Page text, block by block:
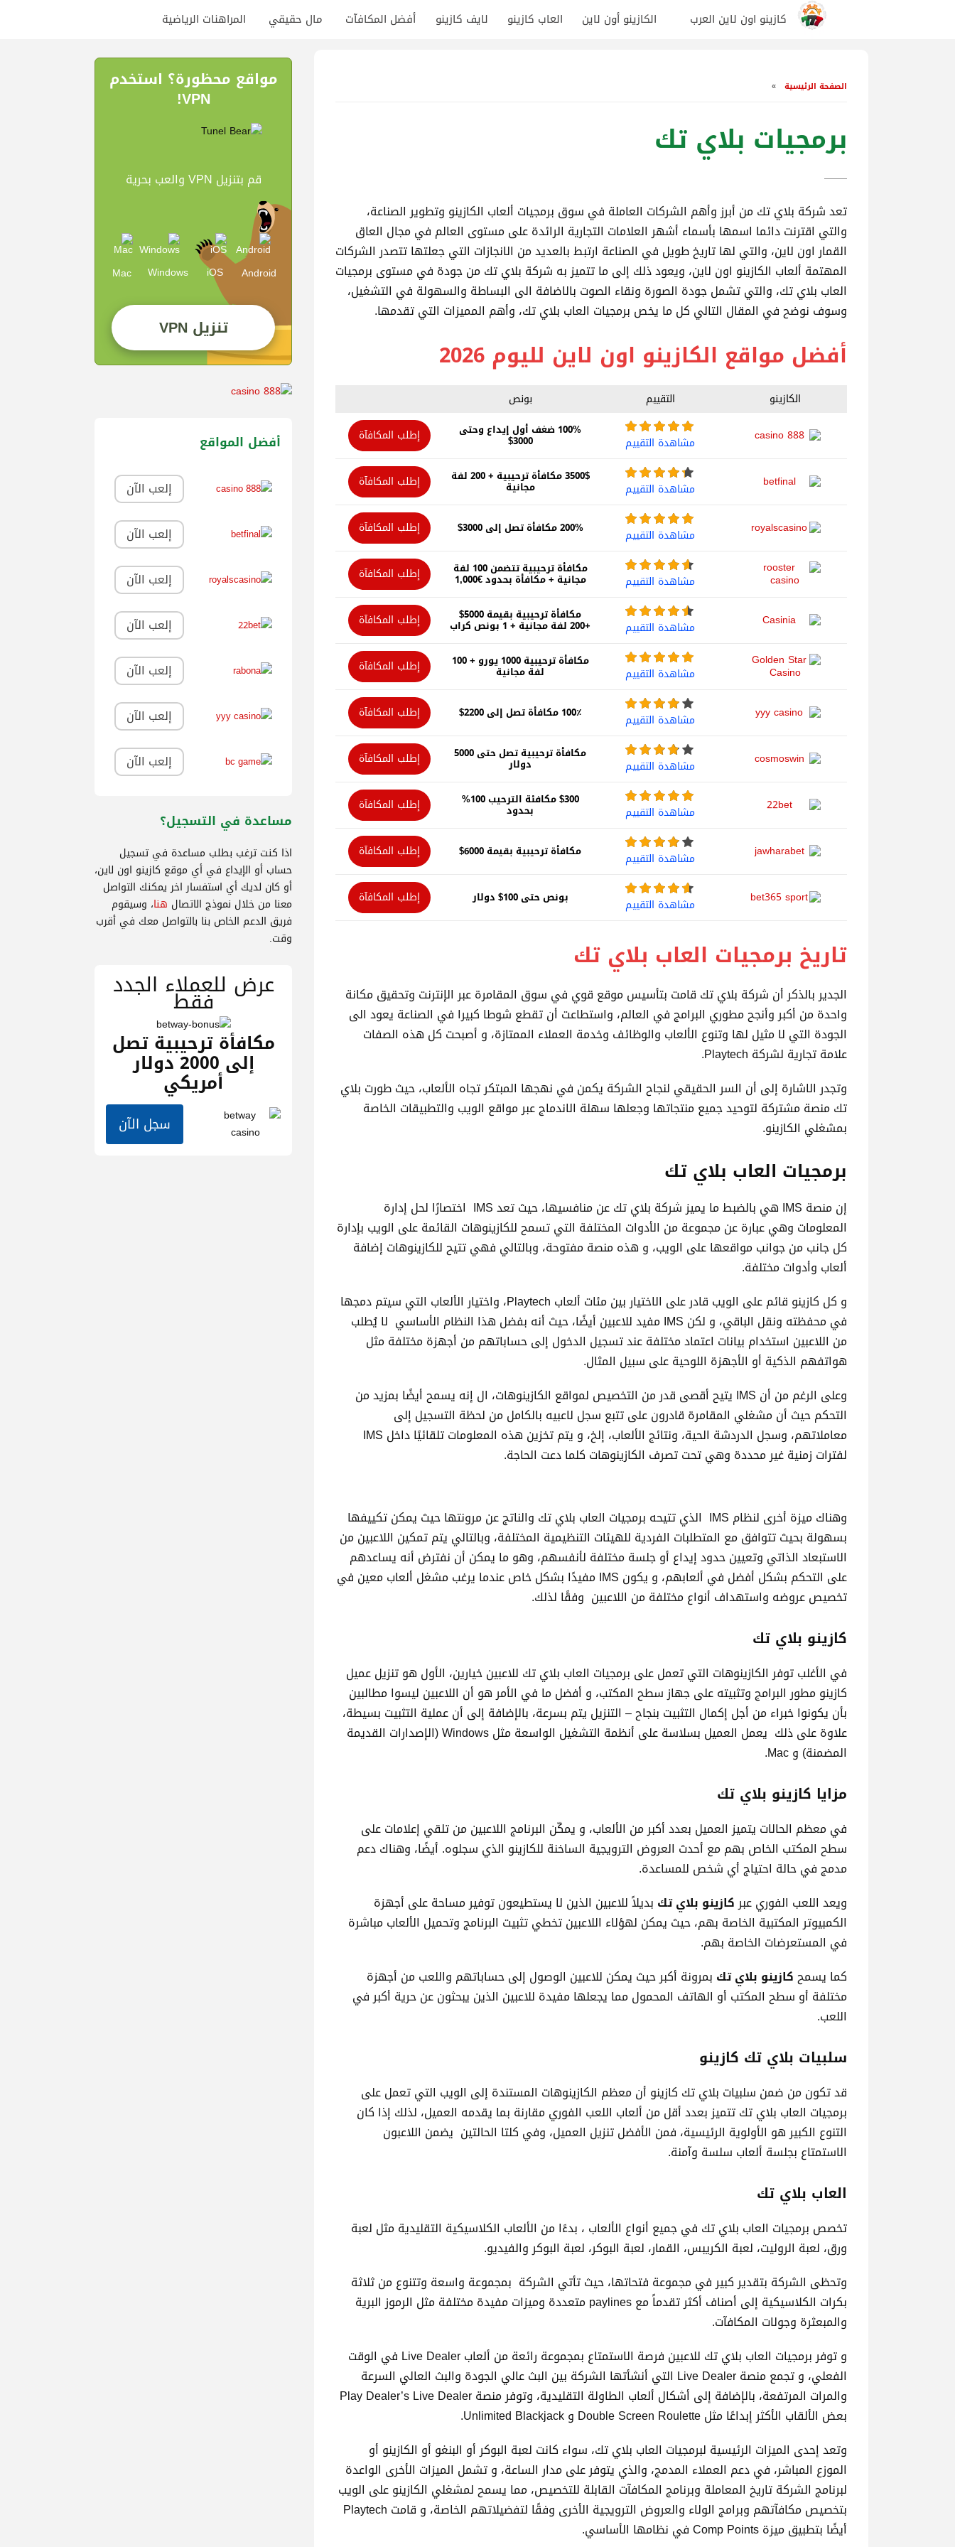
كازينو اون لاين العرب الكازينو أون لاين العاب كازينو لايف كازينو أفضل المكافآت مال حقيقي المراهنات الرياضية
الصفحة الرئيسية »
برمجيات بلاي تك
تعد شركة بلاي تك من أبرز وأهم الشركات العاملة في سوق برمجيات ألعاب الكازينو وتطوير الصناعة،
والتي اقترنت دائما اسمها بأسماء أشهر العلامات التجارية الرائدة على مستوى العالم في مجال العاق
القمار اون لاين، والتي لها تاريخ طويل في الصناعة ارتبط بالعديد من الانجازات التي جعلتها تتصدر الشركات
المهتمة ألعاب الكازينو اون لاين، ويعود ذلك إلى ما تتميز به شركة بلاي تك من جودة في مستوى برمجيات
العاب بلاي تك، والتي تشمل جودة الصورة ونقاء الصوت بالاضافة الى البساطة والسهولة في التشغيل،
وسوف نوضح في المقال التالي كل ما يخص برمجيات العاب بلاي تك، وأهم المميزات التي تقدمها.
أفضل مواقع الكازينو اون لاين لليوم 2026
الكازينو التقييم بونص
مشاهدة التقييم
100% ضغف أول إيداع وحتى
3000$ إطلب المكافآة
مشاهدة التقييم
3500$ مكافأة ترحيبية + 200 لفة
مجانية إطلب المكافآة
مشاهدة التقييم 200% مكافأة تصل إلى 3000$ إطلب المكافآة
مشاهدة التقييم
مكافأة ترحيبية تتضمن 100 لفة
مجانية + مكافأة بحدود €1,000 إطلب المكافآة
مشاهدة التقييم
مكافأة ترحيبية بقيمة 5000$
+200 لفة مجانية + 1 بونص كراب إطلب المكافآة
مشاهدة التقييم
مكافأة ترحيبية 1000 يورو + 100
لفة مجانية إطلب المكافآة
مشاهدة التقييم 100٪ مكافأة تصل إلى 2200$ إطلب المكافآة
مشاهدة التقييم
مكافأة ترحيبية تصل حتى 5000
دولار إطلب المكافآة
مشاهدة التقييم
$300 مكافئة الترحيب 100%
بحدود إطلب المكافآة
مشاهدة التقييم مكافأة ترحيبية بقيمة 6000$ إطلب المكافآة
مشاهدة التقييم بونص حتى 100$ دولار إطلب المكافآة
تاريخ برمجيات العاب بلاي تك
الجدير بالذكر أن شركة بلاي تك قامت بتأسيس موقع قوي في سوق المقامرة عبر الإنترنت وتحقيق مكانة
واحدة من أكبر وأنجح مطوري البرامج في العالم، واستطاعت أن تقطع شوطا كبيرا في الصناعة يعود الى
الجودة التي لا مثيل لها وتنوع الألعاب والوظائف وخدمة العملاء الممتازة، و أصبحت كل هذه الصفات
علامة تجارية لشركة Playtech.
وتجدر الاشارة إلى أن السر الحقيقي لنجاح الشركة يكمن في نهجها المبتكر تجاه الألعاب، حيث طورت بلاي
تك منصة مشتركة لتوحيد جميع منتجاتها وجعلها سهلة الاندماج عبر مواقع الويب والتطبيقات الخاصة
بمشغلي الكازينو.
برمجيات العاب بلاي تك
إن منصة IMS هي بالضبط ما يميز شركة بلاي تك عن منافسيها، حيث تعد IMS اختصارًا لحل إدارة
المعلومات وهي عبارة عن مجموعة من الأدوات المختلفة التي تسمح للكازينوهات القائمة على الويب بإدارة
كل جانب من جوانب مواقعها على الويب، و هذه منصة مفتوحة، وبالتالي فهي تتيح للكازينوهات إضافة
ألعاب وأدوات مختلفة.
و كل كازينو قائم على الويب قادر على الاختيار بين مئات ألعاب Playtech، واختيار الألعاب التي سيتم دمجها
في محفظته ونقل الباقي، و لكن IMS مفيد للاعبين أيضًا، حيث أنه بفضل هذا النظام الأساسي لا يُطلب
من اللاعبين استخدام بيانات اعتماد مختلفة عند تسجيل الدخول إلى حساباتهم من أجهزة مختلفة مثل
هواتفهم الذكية أو الأجهزة اللوحية على سبيل المثال.
وعلى الرغم من أن IMS يتيح أقصى قدر من التخصيص لمواقع الكازينوهات، ال إنه يسمح أيضًا بمزيد من
التحكم حيث أن مشغلي المقامرة قادرون على تتبع سجل لاعبيه بالكامل من لحظة التسجيل إلى
معاملاتهم، وسجل الدردشة الحية، ونتائج الألعاب، إلخ، و يتم تخزين هذه المعلومات تلقائيًا داخل IMS
لفترات زمنية غير محددة وهي تحت تصرف الكازينوهات كلما دعت الحاجة.
وهناك ميزة أخرى لنظام IMS الذي تتيحه برمجيات العاب بلاي تك والناتج عن مرونتها حيث يمكن تكييفها
بسهولة بحيث تتوافق مع المتطلبات الفردية للهيئات التنظيمية المختلفة، وبالتالي يتم تمكين اللاعبين من
الاستبعاد الذاتي وتعيين حدود إيداع أو جلسة مختلفة لأنفسهم، وهو ما يمكن أن نفترض أنه يساعدهم
على التحكم بشكل أفضل في ألعابهم، و يكون IMS مفيدًا بشكل خاص عندما يرغب مشغل ألعاب معين في
تخصيص عروضه واستهداف أنواع مختلفة من اللاعبين وفقًا لذلك.
كازينو بلاي تك
في الأغلب توفر الكازينوهات التي تعمل على برمجيات العاب بلاي تك للاعبين خيارين، الأول هو تنزيل عميل
كازينو مطور البرامج وتثبيته على جهاز سطح المكتب، و أفضل ما في الأمر هو أن اللاعبين ليسوا مطالبين
بأن يكونوا خبراء من أجل إكمال التثبيت بنجاح – التنزيل يتم بسرعة، بالإضافة إلى أن عملية التثبيت بسيطة،
علاوة على ذلك يعمل العميل بسلاسة على أنظمة التشغيل الواسعة مثل Windows (الإصدارات القديمة
المضمنة) و Mac.
مزايا كازينو بلاي تك
في معظم الحالات يتميز العميل بعدد أكبر من الألعاب، و يمكّن البرنامج اللاعبين من تلقي إعلامات على
سطح المكتب الخاص بهم مع أحدث العروض الترويجية الساخنة للكازينو الذي سجلوه. أيضًا، وهناك دعم
مدمج في حالة احتياج أي شخص للمساعدة.
ويعد اللعب الفوري عبر كازينو بلاي تك بديلاً للاعبين الذين لا يستطيعون توفير مساحة على أجهزة
الكمبيوتر المكتبية الخاصة بهم، حيث يمكن لهؤلاء اللاعبين تخطي تثبيت البرنامج وتحميل الألعاب مباشرة
في المستعرضات الخاصة بهم.
كما يسمحكازينو بلاي تك بمرونة أكبر حيث يمكن للاعبين الوصول إلى حساباتهم واللعب من أجهزة
مختلفة أو سطح المكتب أو الهاتف المحمول مما يجعلها مفيدة للاعبين الذين يبحثون عن حرية أكبر في
اللعب.
سلبيات بلاي تك كازينو
قد تكون من ضمن سلبيات بلاي تك كازينو أن معظم الكازينوهات المستندة إلى الويب التي تعمل على
برمجيات العاب بلاي تك تتميز بعدد أقل من ألعاب اللعب الفوري مقارنة بما يقدمه العميل، لذلك إذا كان
التنوع الكبير هو الأولوية الرئيسية، فمن الأفضل تنزيل العميل، وفي كلتا الحالتين يضمن اللاعبون
الاستمتاع بجلسة ألعاب سلسة وآمنة.
العاب بلاي تك
تخصص برمجيات العاب بلاي تك في جميع أنواع الألعاب ، بدءًا من الألعاب الكلاسيكية التقليدية مثل لعبة
ورق، لعبة الروليت، لعبة الكريبس، القمار، لعبة البوكر، لعبة البوكر والفيديو.
وتحظى الشركة بتقدير كبير في مجموعة فتحاتها، حيث تأتي الشركة بمجموعة واسعة وتتنوع من ثلاثة
بكرات الكلاسيكية إلى أصناف أكثر تقدماً مع paylines متعددة وميزات مفيدة مختلفة مثل الرموز البرية
والمبعثرة وجولات المكافآت.
و توفر برمجيات العاب بلاي تك للاعبين فرصة الاستمتاع بمجموعة رائعة من ألعاب Live Dealer في الوقت
الفعلي، و تجمع منصة Live Dealer التي أنشأتها الشركة بين البث عالي الجودة والبث العالي السرعة
والمرات المرتفعة، بالإضافة إلى أشكال ألعاب الطاولة التقليدية، وتوفر منصة Play Dealer’s Live Dealer
بعض الألقاب الأكثر إبداعًا مثل Double Screen Roulette و Unlimited Blackjack.
وتعد إحدى الميزات الرئيسية لبرمجيات العاب بلاي تك، سواء كانت لعبة البوكر أو البنغو أو الكازينو أو
الموزع المباشر، في دعم العملاء المدمج، والذي يتوفر على مدار الساعة، و تشمل الميزات الأخرى الواعدة
لبرنامج الشركة تاريخ المعاملة وبرنامج المكافآت القابلة للتخصيص، مما يسمح لمشغلي الكازينو على الويب
بتخصيص مكافآتهم وبرامج الولاء والعروض الترويجية الأخرى وفقًا لتفضيلاتهم الخاصة، و قامت Playtech
أيضًا بتطبيق ميزة Comp Points في نظامها الأساسي.
مواقع محظورة؟ استخدم
VPN!
قم بتنزيل VPN والعب بحرية
Mac Windows iOS Android
تنزيل VPN
أفضل المواقع
إلعب الآن
إلعب الآن
إلعب الآن
إلعب الآن
إلعب الآن
إلعب الآن
إلعب الآن
مساعدة في التسجيل؟
اذا كنت ترغب بطلب مساعدة في تسجيل
حساب أو الإيداع في أي موقع كازينو اون لاين،
أو كان لديك أي استفسار اخر يمكنك التواصل
معنا من خلال نموذج الاتصال هنا، وسيقوم
فريق الدعم الخاص بنا بالتواصل معك في أقرب
وقت.
عرض للعملاء الجدد
فقط
مكافأة ترحيبية تصل
إلى 2000 دولار
أمريكي
سجل الآن